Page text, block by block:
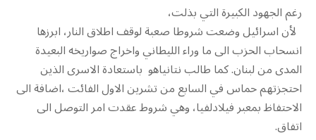
رغم الجهود الكبيرة التي بذلت،
لأن اسرائيل وضعت شروطا صعبة لوقف اطلاق النار، ابرزها
انسحاب الحزب الى ما وراء الليطاني واخراج صواريخه البعيدة
المدى من لبنان. كما طالب نتانياهو باستعادة الاسرى الذين
احتجزتهم حماس في السابع من تشرين الاول الفائت ،اضافة الى
الاحتفاظ بمعبر فيلادلفيا، وهي شروط عقدت امر التوصل الى
اتفاق.